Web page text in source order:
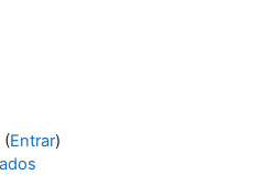
(Entrar)